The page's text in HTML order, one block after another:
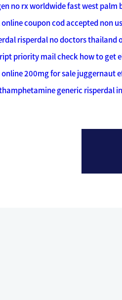
no rx worldwide fast west palm
coupon cod accepted non
risperdal no doctors thailand
priority mail check how to get
200mg for sale juggernaut
generic risperdal